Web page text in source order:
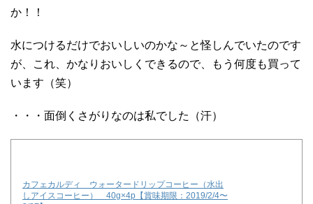
か！！
水につけるだけでおいしいのかな～と怪しんでいたのです
が、これ、かなりおいしくできるので、もう何度も買って
います（笑）
・・・面倒くさがりなのは私でした（汗）
カフェカルディ ウォータードリップコーヒー（水出
しアイスコーヒー） 40g×4p【賞味期限：2019/2/4〜